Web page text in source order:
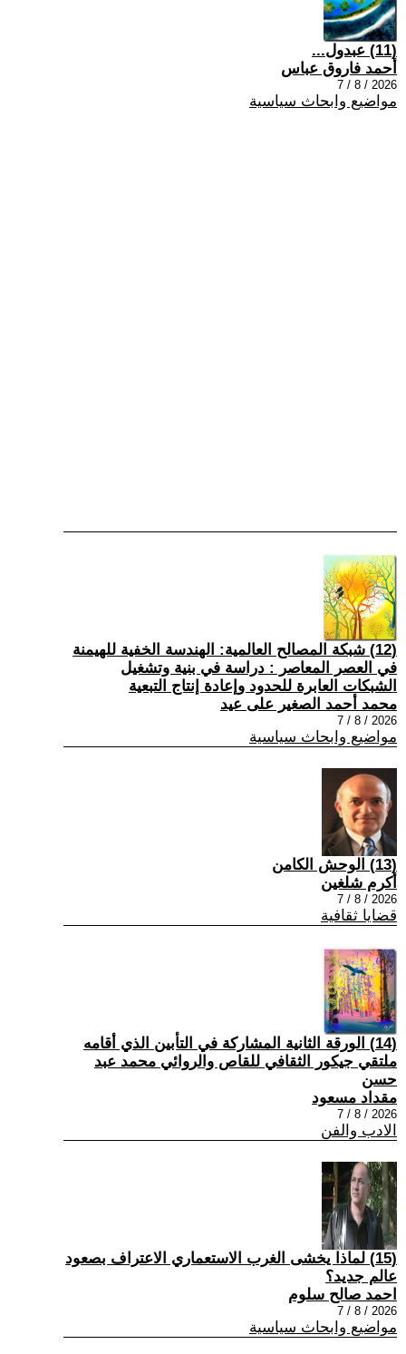
(11) عبدول...
أحمد فاروق عباس
2026 / 8 / 7
مواضيع وابحاث سياسية
(12) شبكة المصالح العالمية: الهندسة الخفية للهيمنة
في العصر المعاصر : دراسة في بنية وتشغيل
الشبكات العابرة للحدود وإعادة إنتاج التبعية
محمد أحمد الصغير على عيد
2026 / 8 / 7
مواضيع وابحاث سياسية
(13) الوحش الكامن
أكرم شلغين
2026 / 8 / 7
قضايا ثقافية
(14) الورقة الثانية المشاركة في التأبين الذي أقامه
ملتقي جيكور الثقافي للقاص والروائي محمد عبد
حسن
مقداد مسعود
2026 / 8 / 7
الادب والفن
(15) لماذا يخشى الغرب الاستعماري الاعتراف بصعود
عالم جديد؟
احمد صالح سلوم
2026 / 8 / 7
مواضيع وابحاث سياسية